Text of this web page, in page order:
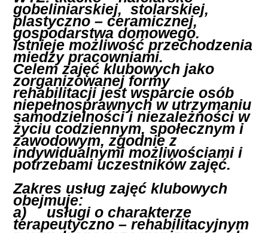
gobeliniarskiej,  stolarskiej,
plastyczno – ceramicznej,
gospodarstwa domowego.
Istnieje możliwość przechodzenia
miedzy pracowniami.
Celem zajęć klubowych jako
zorganizowanej formy
rehabilitacji jest wsparcie osób
niepełnosprawnych w utrzymaniu
samodzielności i niezależności w
życiu codziennym, społecznym i
zawodowym, zgodnie z
indywidualnymi możliwościami i
Zakres usług zajęć klubowych
obejmuje:
a)	usługi o charakterze
terapeutyczno – rehabilitacyjnym